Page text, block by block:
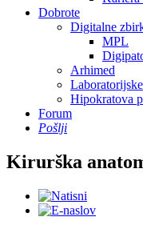
Dobrote
Digitalne
MPL
Arhimed
Hipokratova
Forum
Pošlji
Kirurška